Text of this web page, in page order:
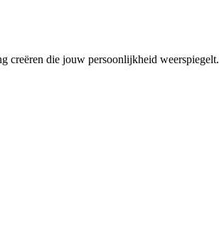
creëren die jouw persoonlijkheid weerspiegelt.